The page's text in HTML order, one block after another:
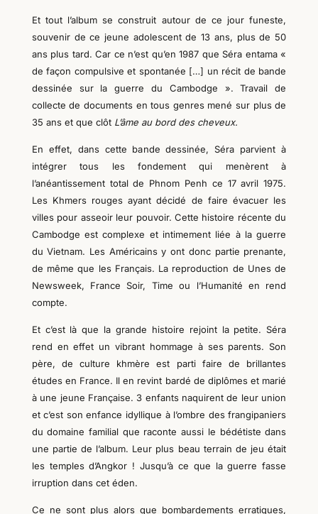
Et tout l’album se construit autour de ce jour funeste,
souvenir de ce jeune adolescent de 13 ans, plus de 50
ans plus tard. Car ce n’est qu’en 1987 que Séra entama «
de façon compulsive et spontanée […] un récit de bande
dessinée sur la guerre du Cambodge ». Travailde
collecte de documents en tous genres mené sur plus de
35 ans et que clôt L’âme au bord des cheveux.
En effet, dans cette bande dessinée, Séra parvient à
intégrer tous les fondement qui menèrent à
l’anéantissement total de Phnom Penh ce 17 avril 1975.
Les Khmers rouges ayant décidé de faire évacuer les
villes pour asseoir leur pouvoir. Cette histoire récente du
Cambodge est complexe et intimement liée à la guerre
du Vietnam. Les Américains y ont donc partie prenante,
de même que les Français. La reproduction de Unes de
Newsweek, France Soir, Time ou l’Humanité en rend
compte.
Et c’est là que la grande histoire rejoint la petite. Séra
rend en effet un vibrant hommage à ses parents. Son
père, de culture khmère est parti faire de brillantes
études en France. Il en revint bardé de diplômes et marié
à une jeune Française. 3 enfants naquirent de leur union
et c’est son enfance idyllique à l’ombre des frangipaniers
du domaine familial que raconte aussi le bédétiste dans
une partie de l’album. Leur plus beau terrain de jeu était
les temples d’Angkor ! Jusqu’à ce que la guerre fasse
irruption dans cet éden.
Ce ne sont plus alors que bombardements erratiques,